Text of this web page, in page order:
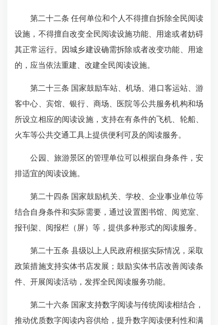
第二十二条 任何单位和个人不得擅自拆除全民阅读
设施，不得擅自改变全民阅读设施功能、用途或者妨碍
其正常运行。因城乡建设确需拆除或者改变功能、用途
的，应当依法重建、改建全民阅读设施。
第二十三条 国家鼓励车站、机场、港口客运站、游
客中心、宾馆、银行、商场、医院等公共服务机构和场
所设立相应的阅读设施，支持在有条件的飞机、轮船、
火车等公共交通工具上提供便利可及的阅读服务。
公园、旅游景区的管理单位可以根据自身条件，安
排适宜的阅读设施。
第二十四条 国家鼓励机关、学校、企业事业单位等
结合自身条件和实际需要，通过设置图书馆、阅览室、
报刊架、阅报栏（屏）等，提供多种形式的阅读服务。
第二十五条 县级以上人民政府根据实际情况，采取
政策措施支持实体书店发展；鼓励实体书店改善阅读条
件、开展阅读活动，发挥全民阅读服务功能。
第二十六条 国家支持数字阅读与传统阅读相结合，
推动优质数字阅读内容供给，提升数字阅读便利性和满